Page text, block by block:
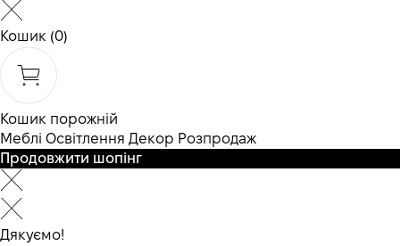
Кошик (0)
Кошик порожній
Меблі Освітлення Декор Розпродаж
Продовжити шопінг
Дякуємо!